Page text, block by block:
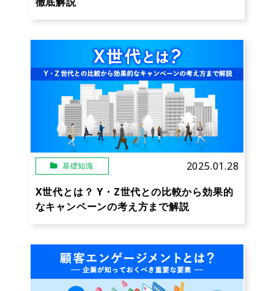
基礎知識
2025.01.28
X世代とは？ Y・Z世代との比較から効果的
なキャンペーンの考え方まで解説